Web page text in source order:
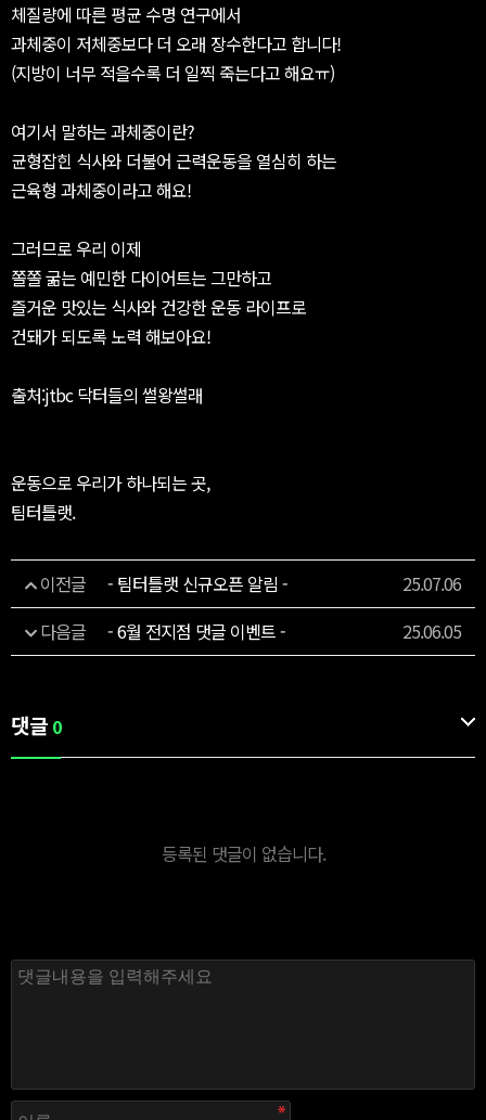
체질량에 따른 평균 수명 연구에서
과체중이 저체중보다 더 오래 장수한다고 합니다!
(지방이 너무 적을수록 더 일찍 죽는다고 해요ㅠ)
여기서 말하는 과체중이란?
균형잡힌 식사와 더불어 근력운동을 열심히 하는
근육형 과체중이라고 해요!
그러므로 우리 이제
쫄쫄 굶는 예민한 다이어트는 그만하고
즐거운 맛있는 식사와 건강한 운동 라이프로
건돼가 되도록 노력 해보아요!
출처:jtbc 닥터들의 썰왕썰래
운동으로 우리가 하나되는 곳,
팀터틀랫.
이전글 - 팀터틀랫 신규오픈 알림 -
25.07.06
다음글
- 6월 전지점 댓글 이벤트 - 25.06.05
댓글 0
등록된 댓글이 없습니다.